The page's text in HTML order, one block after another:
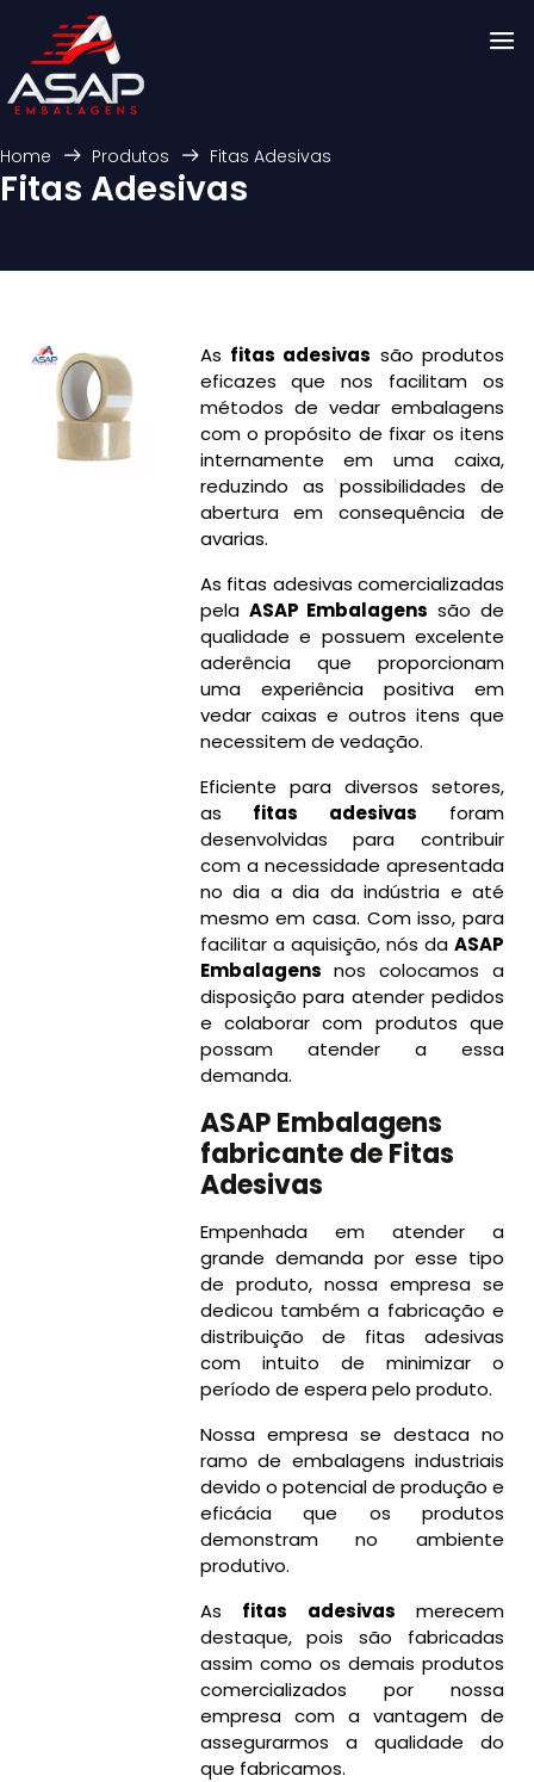
Home Produtos Fitas Adesivas
Fitas Adesivas
As fitas adesivas são produtos
eficazes que nos facilitam os
métodos de vedar embalagens
com o propósito de fixar os itens
internamente em uma caixa,
reduzindo as possibilidades de
abertura em consequência de
avarias.
As fitas adesivas comercializadas
pela ASAP Embalagens são de
qualidade e possuem excelente
aderência que proporcionam
uma experiência positiva em
vedar caixas e outros itens que
necessitem de vedação.
Eficiente para diversos setores,
as fitas adesivas foram
desenvolvidas para contribuir
com a necessidade apresentada
no dia a dia da indústria e até
mesmo em casa. Com isso, para
facilitar a aquisição, nós da ASAP
Embalagens nos colocamos a
disposição para atender pedidos
e colaborar com produtos que
possam atender a essa
demanda.
ASAP Embalagens
fabricante de Fitas
Adesivas
Empenhada em atender a
grande demanda por esse tipo
de produto, nossa empresa se
dedicou também a fabricação e
distribuição de fitas adesivas
com intuito de minimizar o
período de espera pelo produto.
Nossa empresa se destaca no
ramo de embalagens industriais
devido o potencial de produção e
eficácia que os produtos
demonstram no ambiente
produtivo.
As fitas adesivas merecem
destaque, pois são fabricadas
assim como os demais produtos
comercializados por nossa
empresa com a vantagem de
assegurarmos a qualidade do
que fabricamos.